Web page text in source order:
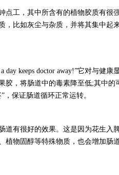
工，其中所含有的植物胶质有很
，比如灰尘与杂质，并将其集中起
keeps doctor away!”它对与健康
，将肠道中的毒素降至低;其中的
，保证肠道循环正常运转。
有很好的效果。这是因为花生入
植物固醇等特殊物质，也会增加肠